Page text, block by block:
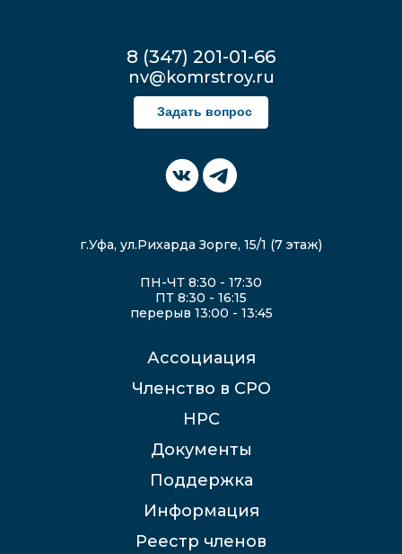
8 (347) 201-01-66
nv@komrstroy.ru
Задать вопрос
г.Уфа, ул.Рихарда Зорге, 15/1 (7 этаж)
ПН-ЧТ 8:30 - 17:30
ПТ 8:30 - 16:15
перерыв 13:00 - 13:45
Ассоциация
Членство в СРО
НРС
Документы
Поддержка
Информация
Реестр членов